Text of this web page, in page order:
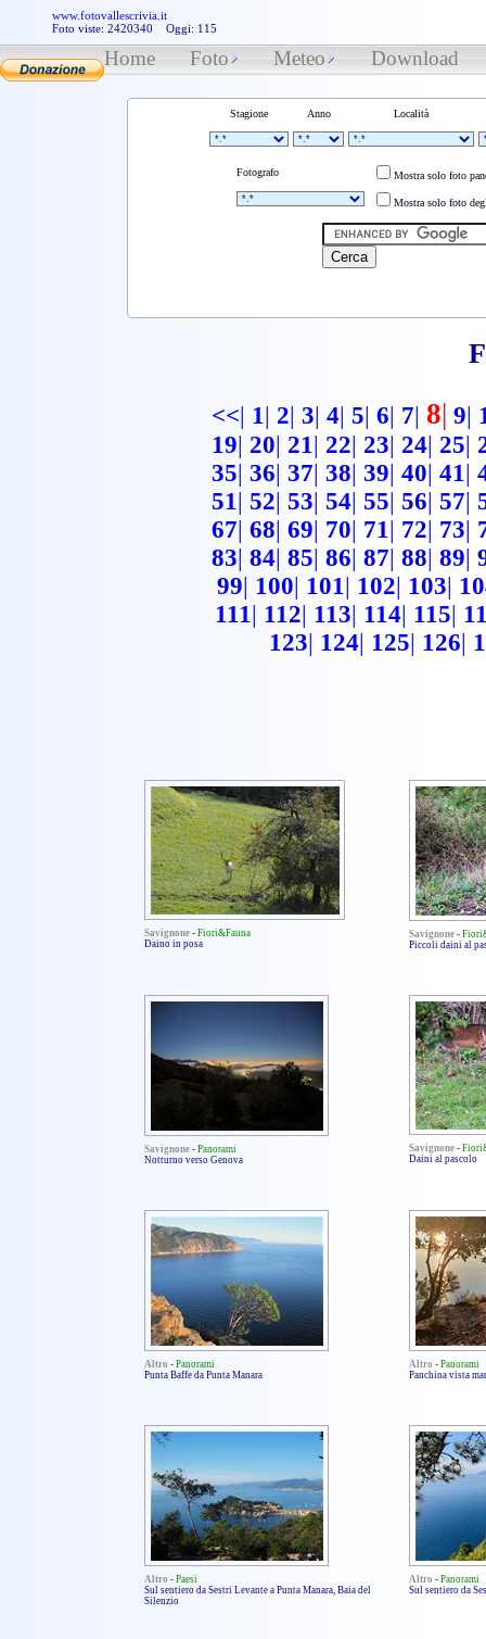
www.fotovallescrivia.it
Foto viste: 2420340 Oggi: 115
Home Foto Meteo Download
Stagione Anno Località
Fotografo Mostra solo foto
Mostra solo foto
<<| 1| 2| 3| 4| 5| 6| 7| 8| 9|
19| 20| 21| 22| 23| 24| 25|
35| 36| 37| 38| 39| 40| 41|
51| 52| 53| 54| 55| 56| 57|
67| 68| 69| 70| 71| 72| 73|
83| 84| 85| 86| 87| 88| 89|
99| 100| 101| 102| 103|
111| 112| 113| 114| 115|
123| 124| 125| 126|
Savignone - Fiori&Fauna
Daino in posa
Savignone -
Piccoli daini al
Savignone - Panorami
Notturno verso Genova
Savignone -
Daini al pascolo
Altro - Panorami
Punta Baffe da Punta Manara
Altro - Panorami
Panchina vista
Altro - Paesi
Sul sentiero da Sestri Levante a Punta Manara, Baia del
Silenzio
Altro - Panorami
Sul sentiero da